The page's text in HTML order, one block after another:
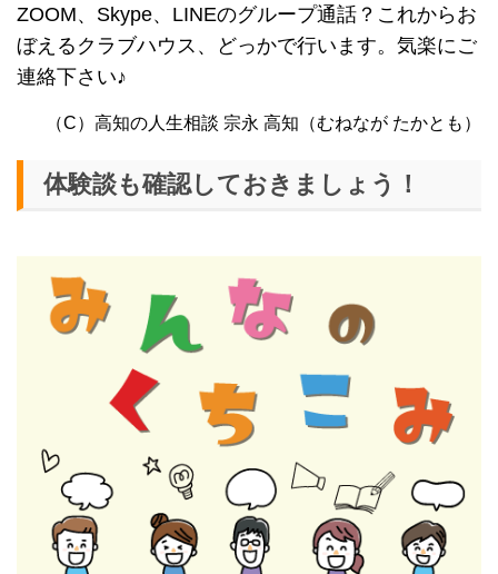
ZOOM、Skype、LINEのグループ通話？これからお
ぼえるクラブハウス、どっかで行います。気楽にご
連絡下さい♪
（C）高知の人生相談 宗永 高知（むねなが たかとも）
体験談も確認しておきましょう！